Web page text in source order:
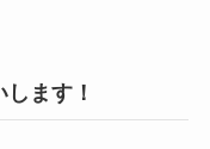
ます！